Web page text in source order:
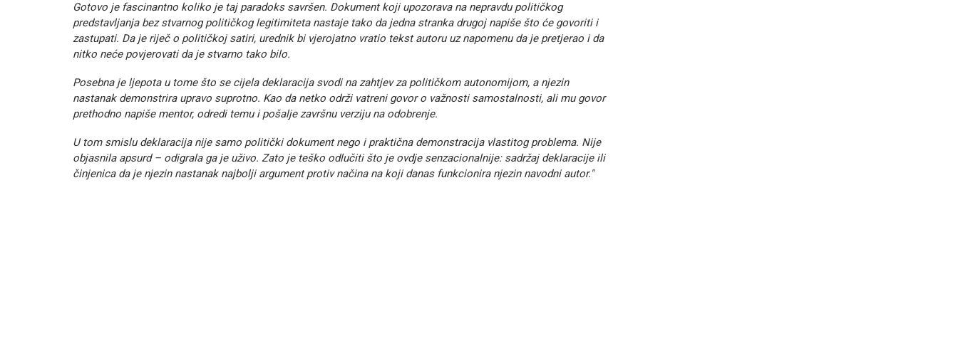
Gotovo je fascinantno koliko je taj paradoks savršen. Dokument koji upozorava na nepravdu političkog
predstavljanja bez stvarnog političkog legitimiteta nastaje tako da jedna stranka drugoj napiše što će govoriti i
zastupati. Da je riječ o političkoj satiri, urednik bi vjerojatno vratio tekst autoru uz napomenu da je pretjerao i da
nitko neće povjerovati da je stvarno tako bilo.
Posebna je ljepota u tome što se cijela deklaracija svodi na zahtjev za političkom autonomijom, a njezin
nastanak demonstrira upravo suprotno. Kao da netko održi vatreni govor o važnosti samostalnosti, ali mu govor
prethodno napiše mentor, odredi temu i pošalje završnu verziju na odobrenje.
U tom smislu deklaracija nije samo politički dokument nego i praktična demonstracija vlastitog problema. Nije
objasnila apsurd – odigrala ga je uživo. Zato je teško odlučiti što je ovdje senzacionalnije: sadržaj deklaracije ili
činjenica da je njezin nastanak najbolji argument protiv načina na koji danas funkcionira njezin navodni autor."